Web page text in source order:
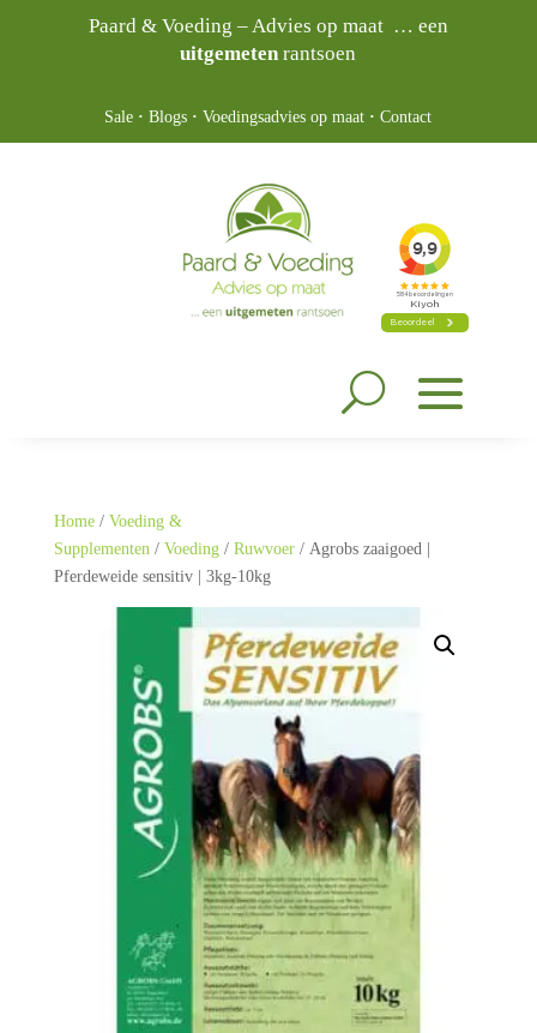
Paard & Voeding – Advies op maat … een
uitgemetenrantsoen
Sale ·Blogs ·Voedingsadvies op maat ·Contact
Home/ Voeding &
Supplementen/ Voeding/ Ruwvoer/ Agrobs zaaigoed |
Pferdeweide sensitiv | 3kg-10kg